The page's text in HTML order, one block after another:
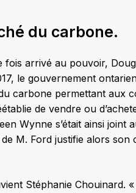
du carbone.
fois arrivé au pouvoir,
le gouvernement
carbone permettant aux
de vendre ou
Wynne s’était ainsi joint
M. Ford justifie alors son
Stéphanie Chouinard. «